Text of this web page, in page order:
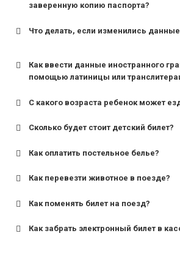
заверенную копию паспорта?
Что делать, если изменились
Как ввести данные иностранного
помощью латиницы или
С какого возраста ребенок может
для поездов дальнего следования
для пригородных поездов — от 7
Сколько будет стоит детский билет?
Как оплатить постельное белье?
Как перевезти животное в поезде?
Как поменять билет на поезд?
Как забрать электронный билет в